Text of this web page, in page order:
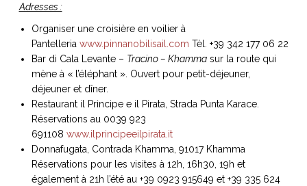
Adresses :
Organiser une croisière en voilier à
Pantelleria www.pinnanobilisail.com Tèl. +39 342 177 06 22
Bar di Cala Levante – Tracino – Khammasur la route qui
mène à « l’éléphant ». Ouvert pour petit-déjeuner,
déjeuner et dîner.
Restaurant il Principe e il Pirata, Strada Punta Karace.
Réservations au 0039 923
691108 www.ilprincipeeilpirata.it
Donnafugata, Contrada Khamma, 91017 Khamma
Réservations pour les visites à 12h, 16h30, 19h et
également à 21h l’été au +39 0923 915649 et +39 335 624